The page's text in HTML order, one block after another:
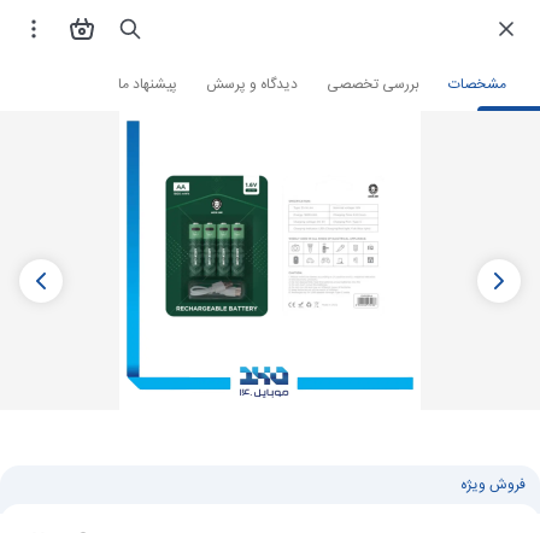
مشخصات بررسی تخصصی دیدگاه و پرسش پیشنهاد ما فروشگاه اینترنتی ابزار‌آلات ابزار‌آلات منزل انواع باتری
فروش ویژه